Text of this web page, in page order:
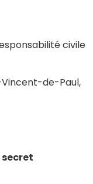
civile
Vincent-de-Paul,
secret